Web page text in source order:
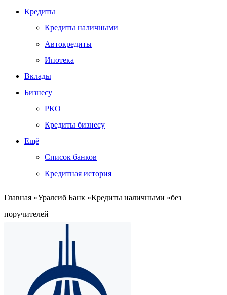
Кредиты
Кредиты наличными
Автокредиты
Ипотека
Вклады
Бизнесу
РКО
Кредиты бизнесу
Ещё
Список банков
Кредитная история
Главная »Уралсиб Банк »Кредиты наличными »без
поручителей